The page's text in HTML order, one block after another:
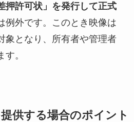
押許可状」を発行して正式
例外です。このとき映像は
象となり、所有者や管理者
。
供する場合のポイント